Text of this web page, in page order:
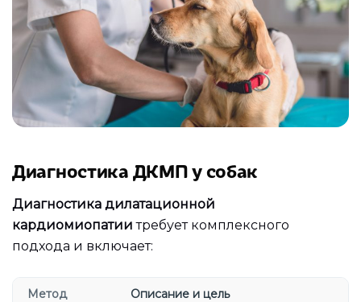
Диагностика ДКМП у собак
Диагностика дилатационной
кардиомиопатии требует комплексного
подхода и включает:
Метод
Описание и цель